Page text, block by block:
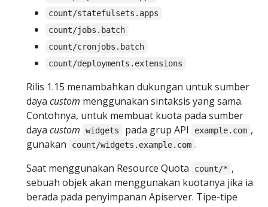
count/statefulsets.apps
count/jobs.batch
count/cronjobs.batch
count/deployments.extensions
Rilis 1.15 menambahkan dukungan untuk sumber
daya custom menggunakan sintaksis yang sama.
Contohnya, untuk membuat kuota pada sumber
daya custom widgets pada grup API example.com ,
gunakan
count/widgets.example.com .
Saat menggunakan Resource Quota
count/* ,
sebuah objek akan menggunakan kuotanya jika ia
berada pada penyimpanan Apiserver. Tipe-tipe